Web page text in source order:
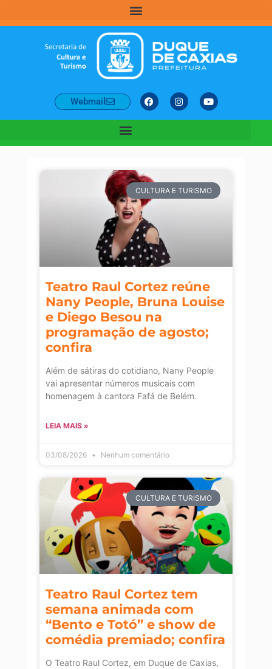
Webmail
CULTURA E TURISMO
Teatro Raul Cortez reúne
Nany People, Bruna Louise
e Diego Besou na
programação de agosto;
confira
Além de sátiras do cotidiano, Nany People
vai apresentar números musicais com
homenagem à cantora Fafá de Belém.
LEIA MAIS »
03/08/2026 Nenhum comentário
CULTURA E TURISMO
Teatro Raul Cortez tem
semana animada com
“Bento e Totó” e show de
comédia premiado; confira
O Teatro Raul Cortez, em Duque de Caxias,